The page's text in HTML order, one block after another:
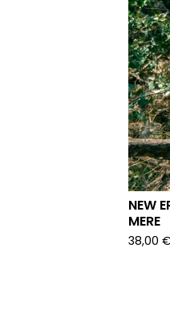
NEW
MERE
38,00